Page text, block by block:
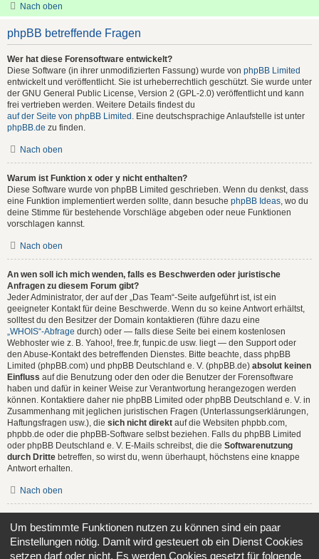
Nach oben
phpBB betreffende Fragen
Wer hat diese Forensoftware entwickelt?
Diese Software (in ihrer unmodifizierten Fassung) wurde von phpBB Limited
entwickelt und veröffentlicht. Sie ist urheberrechtlich geschützt. Sie wurde unter
der GNU General Public License, Version 2 (GPL-2.0) veröffentlicht und kann
frei vertrieben werden. Weitere Details findest du
auf der Seite von phpBB Limited . Eine deutschsprachige Anlaufstelle ist unter
phpBB.de zu finden.
Nach oben
Warum ist Funktion x oder y nicht enthalten?
Diese Software wurde von phpBB Limited geschrieben. Wenn du denkst, dass
eine Funktion implementiert werden sollte, dann besuche phpBB Ideas , wo du
deine Stimme für bestehende Vorschläge abgeben oder neue Funktionen
vorschlagen kannst.
Nach oben
An wen soll ich mich wenden, falls es Beschwerden oder juristische
Anfragen zu diesem Forum gibt?
Jeder Administrator, der auf der „Das Team“-Seite aufgeführt ist, ist ein
geeigneter Kontakt für deine Beschwerde. Wenn du so keine Antwort erhältst,
solltest du den Besitzer der Domain kontaktieren (führe dazu eine
„WHOIS“-Abfrage durch) oder — falls diese Seite bei einem kostenlosen
Webhoster wie z. B. Yahoo!, free.fr, funpic.de usw. liegt — den Support oder
den Abuse-Kontakt des betreffenden Dienstes. Bitte beachte, dass phpBB
Limited (phpBB.com) und phpBB Deutschland e. V. (phpBB.de) absolut keinen
Einfluss auf die Benutzung oder den oder die Benutzer der Forensoftware
haben und dafür in keiner Weise zur Verantwortung herangezogen werden
können. Kontaktiere daher nie phpBB Limited oder phpBB Deutschland e. V. in
Zusammenhang mit jeglichen juristischen Fragen (Unterlassungserklärungen,
Haftungsfragen usw.), die sich nicht direkt auf die Websiten phpbb.com,
phpbb.de oder die phpBB-Software selbst beziehen. Falls du phpBB Limited
oder phpBB Deutschland e. V. E-Mails schreibst, die die Softwarenutzung
durch Dritte betreffen, so wirst du, wenn überhaupt, höchstens eine knappe
Antwort erhalten.
Nach oben
Alle Benutzer des Boards können das Kontaktformular nutzen, wenn die
Funktion durch die Board-Administration aktiviert wurde.
Mitglieder des Boards können zusätzlich den Link „Das Team“ verwenden.
Um bestimmte Funktionen nutzen zu können sind ein paar
Einstellungen nötig. Damit wird gesteuert ob ein Dienst Cookies
setzen darf oder nicht. Es werden Cookies gesetzt für folgende